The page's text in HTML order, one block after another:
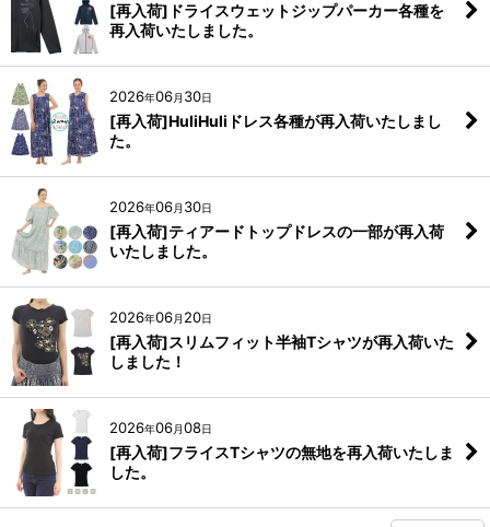
[再入荷]ドライスウェットジップパーカー各種を
再入荷いたしました。
2026年06月 30日
[再入荷]HuliHuliドレス各種が再入荷いたしまし
た。
2026年06月 30日
[再入荷]ティアードトップドレスの一部が再入荷
いたしました。
2026年06月 20日
[再入荷]スリムフィット半袖Tシャツが再入荷いた
しました！
2026年06月08日
[再入荷]フライスTシャツの無地を再入荷いたしま
した。